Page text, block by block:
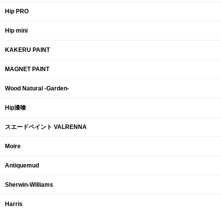
Hip PRO
Hip mini
KAKERU PAINT
MAGNET PAINT
Wood Natural -Garden-
Hip漆喰
スエードペイント VALRENNA
Moire
Antiquemud
Sherwin-Williams
Harris